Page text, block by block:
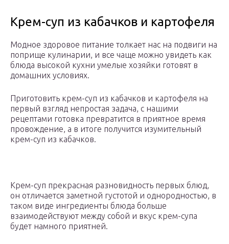
Крем-суп из кабачков и картофеля
Модное здоровое питание толкает нас на подвиги на
поприще кулинарии, и все чаще можно увидеть как
блюда высокой кухни умелые хозяйки готовят в
домашних условиях.
Приготовить крем-суп из кабачков и картофеля на
первый взгляд непростая задача, с нашими
рецептами готовка превратится в приятное время
провождение, а в итоге получится изумительный
крем-суп из кабачков.
Крем-суп прекрасная разновидность первых блюд,
он отличается заметной густотой и однородностью, в
таком виде ингредиенты блюда больше
взаимодействуют между собой и вкус крем-супа
будет намного приятней.